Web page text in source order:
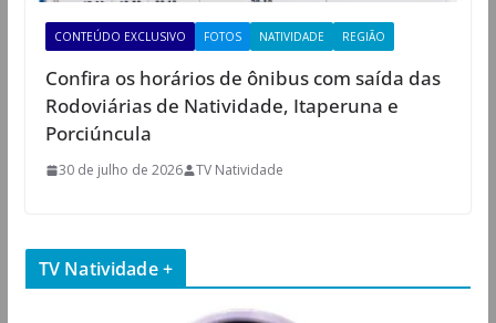
CONTEÚDO EXCLUSIVO FOTOS NATIVIDADE REGIÃO
Confira os horários de ônibus com saída das
Rodoviárias de Natividade, Itaperuna e
Porciúncula
30 de julho de 2026 TV Natividade
TV Natividade +